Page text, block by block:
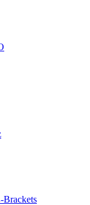
Brackets